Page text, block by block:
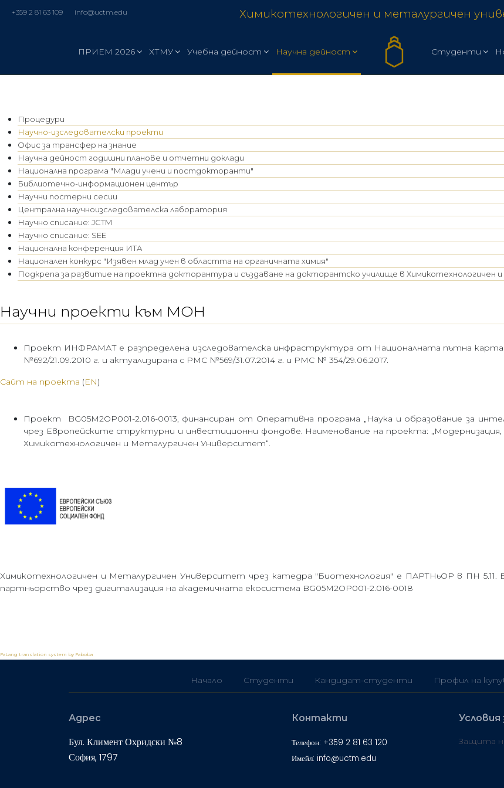
+359 2 81 63 109 info@uctm.edu Химикотехнологичен и металургичен
ПРИЕМ 2026 ХТМУ Учебна дейност Научна дейност Студенти
Процедури
Научно-изследователски проекти
Офис за трансфер на знание
Научна дейност годишни планове и отчетни доклади
Национална програма "Млади учени и постдокторанти"
Библиотечно-информационен център
Научни постерни сесии
Централна научноизследователска лаборатория
Научно списание: JCTM
Научно списание: SEE
Национална конференция ИТА
Национален конкурс "Изявен млад учен в областта на органичната химия"
Подкрепа за развитие на проектна докторантура и създаване на докторантско училище в Химикотехнологичен
Научни проекти към МОН
Проект ИНФРАМАТ е разпределена изследователска инфраструктура от Националната пътна
№692/21.09.2010 г. и актуализирана с РМС №569/31.07.2014 г. и РМС № 354/29.06.2017.
Сайт на проекта (EN)
Проект BG05M2OP001-2.016-0013, финансиран от Оперативна програма „Наука и образование за
чрез Европейските структурни и инвестиционни фондове. Наименование на проекта:
Химикотехнологичен и Металургичен Университет“.
Химикотехнологичен и Металургичен Университет чрез катедра "Биотехнология" е ПАРТНьОР в ПН
партньорство чрез дигитализация на академичната екосистема BG05М2ОР001-2.016-0018
FaLang translation system by Faboba
Начало Студенти Кандидат-студенти Профил на
Адрес
Бул. Климент Охридски №8
София, 1797
Контакти
Телефон: +359 2 81 63 120
Имейл: info@uctm.edu
Условия
Защита